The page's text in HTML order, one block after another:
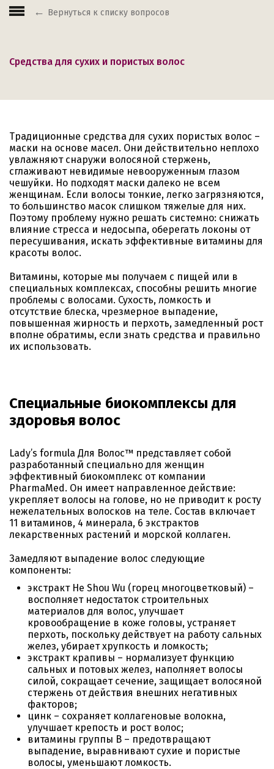
Вернуться к списку вопросов
Средства для сухих и пористых волос
Традиционные средства для сухих пористых волос –
маски на основе масел. Они действительно неплохо
увлажняют снаружи волосяной стержень,
сглаживают невидимые невооруженным глазом
чешуйки. Но подходят маски далеко не всем
женщинам. Если волосы тонкие, легко загрязняются,
то большинство масок слишком тяжелые для них.
Поэтому проблему нужно решать системно: снижать
влияние стресса и недосыпа, оберегать локоны от
пересушивания, искать эффективные витамины для
красоты волос.
Витамины, которые мы получаем с пищей или в
специальных комплексах, способны решить многие
проблемы с волосами. Сухость, ломкость и
отсутствие блеска, чрезмерное выпадение,
повышенная жирность и перхоть, замедленный рост
вполне обратимы, если знать средства и правильно
их использовать.
Специальные биокомплексы для
здоровья волос
Lady’s formula Для Волос™ представляет собой
разработанный специально для женщин
эффективный биокомплекс от компании
PharmaMed. Он имеет направленное действие:
укрепляет волосы на голове, но не приводит к росту
нежелательных волосков на теле. Состав включает
11 витаминов, 4 минерала, 6 экстрактов
лекарственных растений и морской коллаген.
Замедляют выпадение волос следующие
компоненты:
экстракт He Shou Wu (горец многоцветковый) –
восполняет недостаток строительных
материалов для волос, улучшает
кровообращение в коже головы, устраняет
перхоть, поскольку действует на работу сальных
желез, убирает хрупкость и ломкость;
экстракт крапивы – нормализует функцию
сальных и потовых желез, наполняет волосы
силой, сокращает сечение, защищает волосяной
стержень от действия внешних негативных
факторов;
цинк – сохраняет коллагеновые волокна,
улучшает крепость и рост волос;
витамины группы B – предотвращают
выпадение, выравнивают сухие и пористые
волосы, уменьшают ломкость.